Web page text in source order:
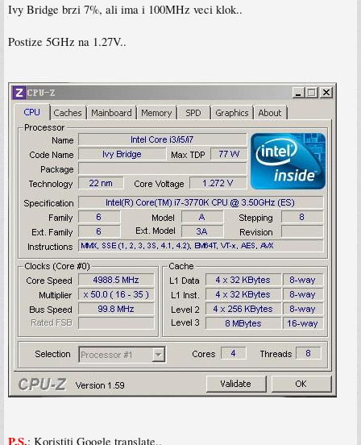
Ivy Bridge brzi 7%, ali ima i 100MHz veci klok..
Postize 5GHz na 1.27V..
P.S.: Koristiti Google translate..